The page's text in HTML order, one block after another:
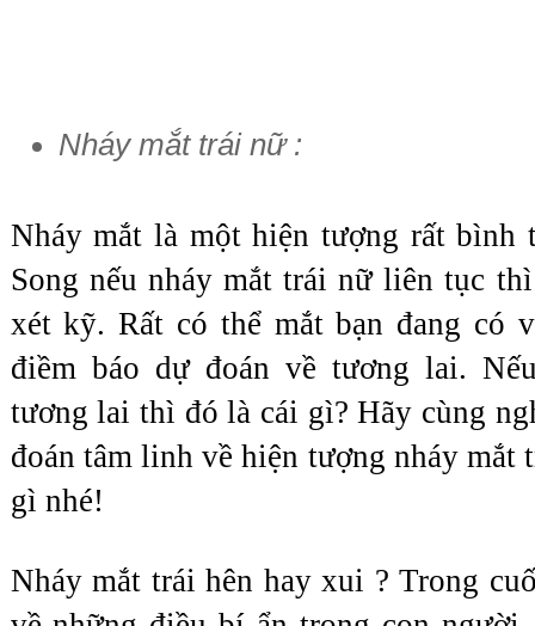
Nháy mắt trái nữ :
Nháy mắt là một hiện tượng rất bình
Song nếu nháy mắt trái nữ liên tục
xét kỹ. Rất có thể mắt bạn đang có
điềm báo dự đoán về tương lai.
tương lai thì đó là cái gì? Hãy cùng
đoán tâm linh về hiện tượng nháy mắt
gì nhé!
Nháy mắt trái hên hay xui ? Trong